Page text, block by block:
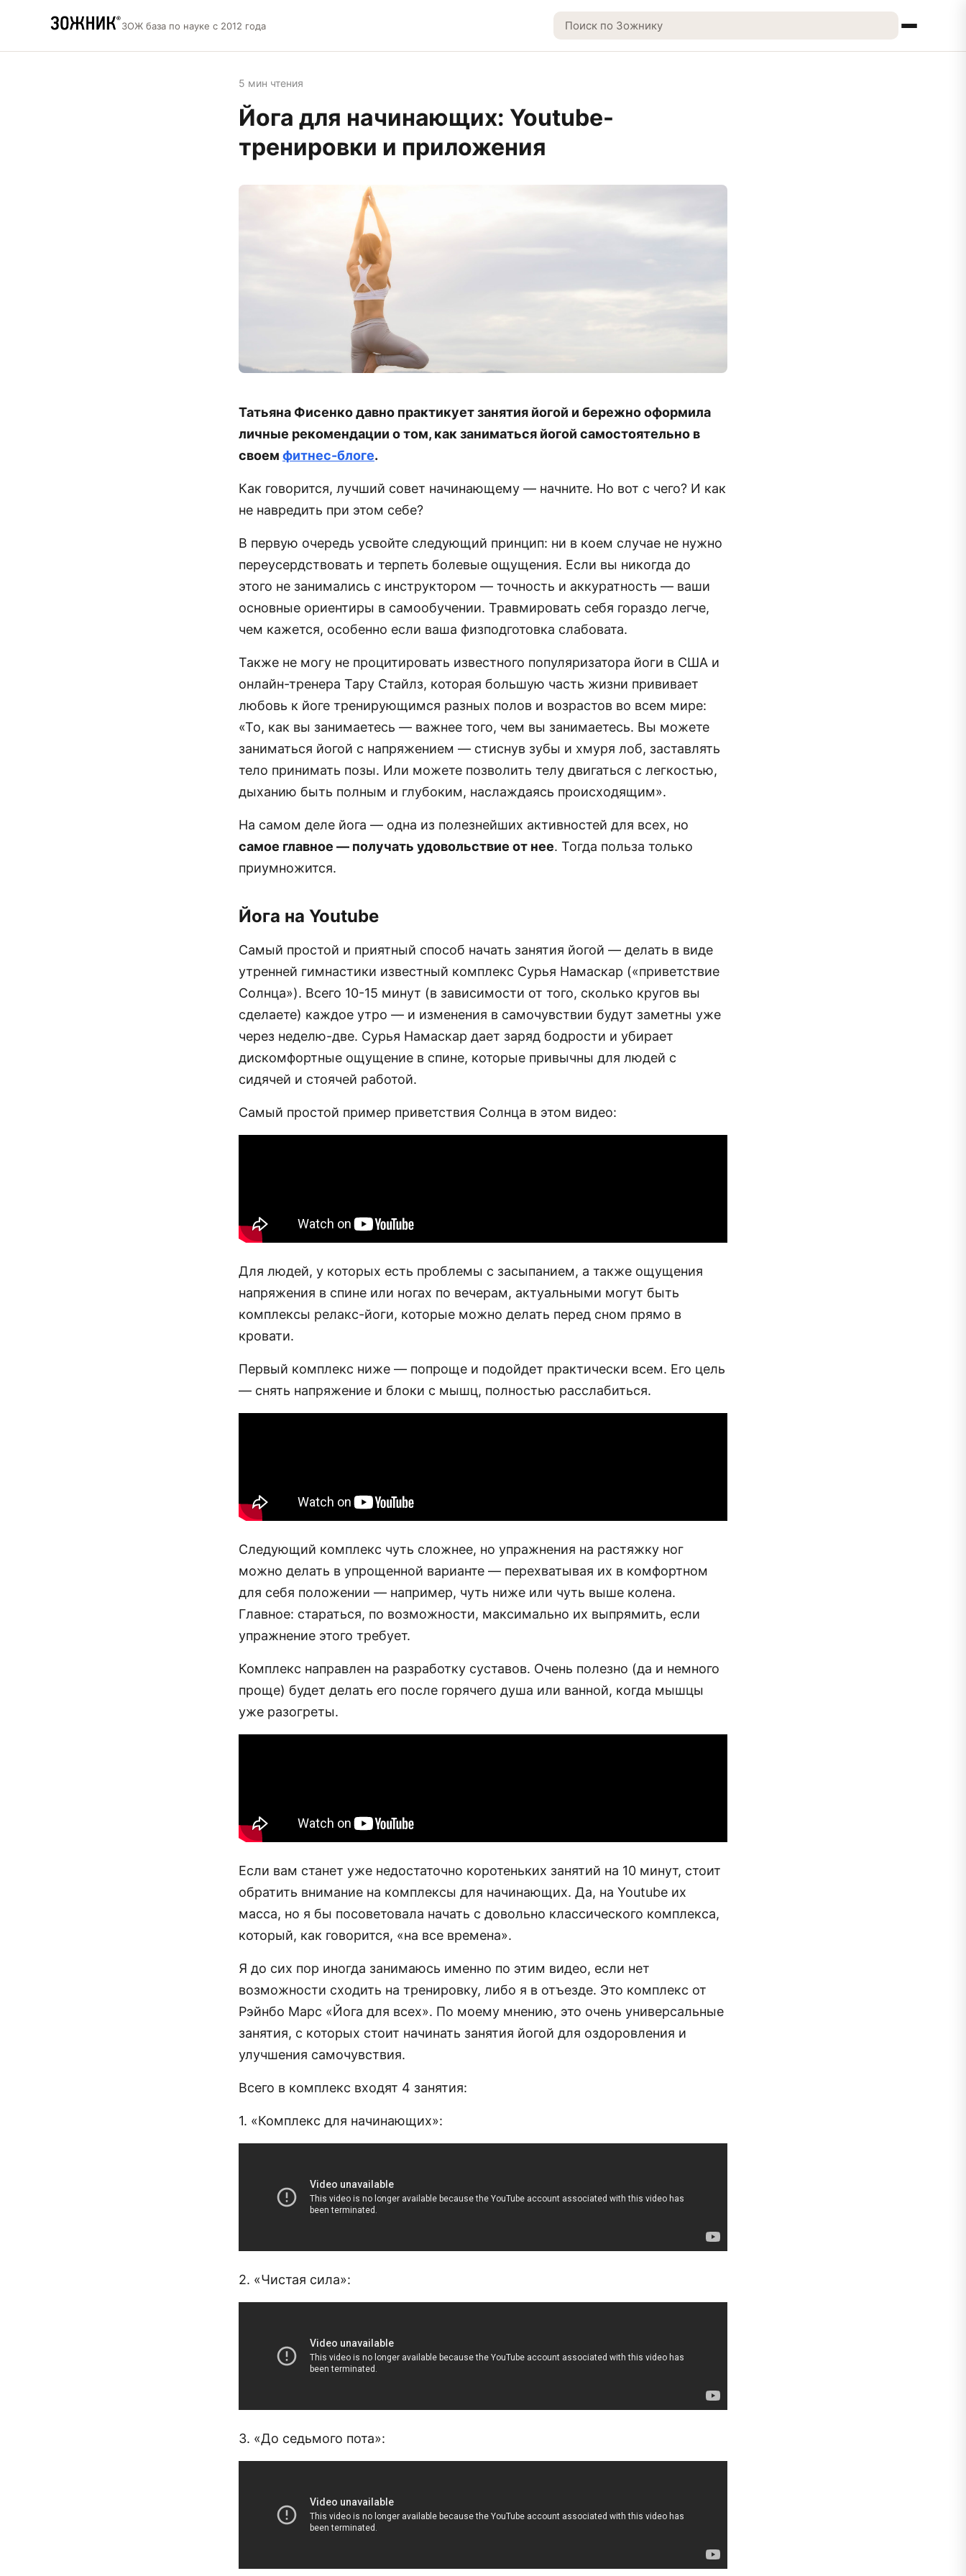
ЗОЖ база по науке с 2012 года
5 мин чтения
Йога для начинающих: Youtube-
тренировки и приложения
Татьяна Фисенко давно практикует занятия йогой и бережно оформила
личные рекомендации о том, как заниматься йогой самостоятельно в
своем фитнес-блоге.
Как говорится, лучший совет начинающему — начните. Но вот с чего? И как
не навредить при этом себе?
В первую очередь усвойте следующий принцип: ни в коем случае не нужно
переусердствовать и терпеть болевые ощущения. Если вы никогда до
этого не занимались с инструктором — точность и аккуратность — ваши
основные ориентиры в самообучении. Травмировать себя гораздо легче,
чем кажется, особенно если ваша физподготовка слабовата.
Также не могу не процитировать известного популяризатора йоги в США и
онлайн-тренера Тару Стайлз, которая большую часть жизни прививает
любовь к йоге тренирующимся разных полов и возрастов во всем мире:
«То, как вы занимаетесь — важнее того, чем вы занимаетесь. Вы можете
заниматься йогой с напряжением — стиснув зубы и хмуря лоб, заставлять
тело принимать позы. Или можете позволить телу двигаться с легкостью,
дыханию быть полным и глубоким, наслаждаясь происходящим».
На самом деле йога — одна из полезнейших активностей для всех, но
самое главное — получать удовольствие от нее. Тогда польза только
приумножится.
Йога на Youtube
Самый простой и приятный способ начать занятия йогой — делать в виде
утренней гимнастики известный комплекс Сурья Намаскар («приветствие
Солнца»). Всего 10-15 минут (в зависимости от того, сколько кругов вы
сделаете) каждое утро — и изменения в самочувствии будут заметны уже
через неделю-две. Сурья Намаскар дает заряд бодрости и убирает
дискомфортные ощущение в спине, которые привычны для людей с
сидячей и стоячей работой.
Самый простой пример приветствия Солнца в этом видео:
Для людей, у которых есть проблемы с засыпанием, а также ощущения
напряжения в спине или ногах по вечерам, актуальными могут быть
комплексы релакс-йоги, которые можно делать перед сном прямо в
кровати.
Первый комплекс ниже — попроще и подойдет практически всем. Его цель
— снять напряжение и блоки с мышц, полностью расслабиться.
Следующий комплекс чуть сложнее, но упражнения на растяжку ног
можно делать в упрощенной варианте — перехватывая их в комфортном
для себя положении — например, чуть ниже или чуть выше колена.
Главное: стараться, по возможности, максимально их выпрямить, если
упражнение этого требует.
Комплекс направлен на разработку суставов. Очень полезно (да и немного
проще) будет делать его после горячего душа или ванной, когда мышцы
уже разогреты.
Если вам станет уже недостаточно коротеньких занятий на 10 минут, стоит
обратить внимание на комплексы для начинающих. Да, на Youtube их
масса, но я бы посоветовала начать с довольно классического комплекса,
который, как говорится, «на все времена».
Я до сих пор иногда занимаюсь именно по этим видео, если нет
возможности сходить на тренировку, либо я в отъезде. Это комплекс от
Рэйнбо Марс «Йога для всех». По моему мнению, это очень универсальные
занятия, с которых стоит начинать занятия йогой для оздоровления и
улучшения самочувствия.
Всего в комплекс входят 4 занятия:
1. «Комплекс для начинающих»:
2. «Чистая сила»:
3. «До седьмого пота»: